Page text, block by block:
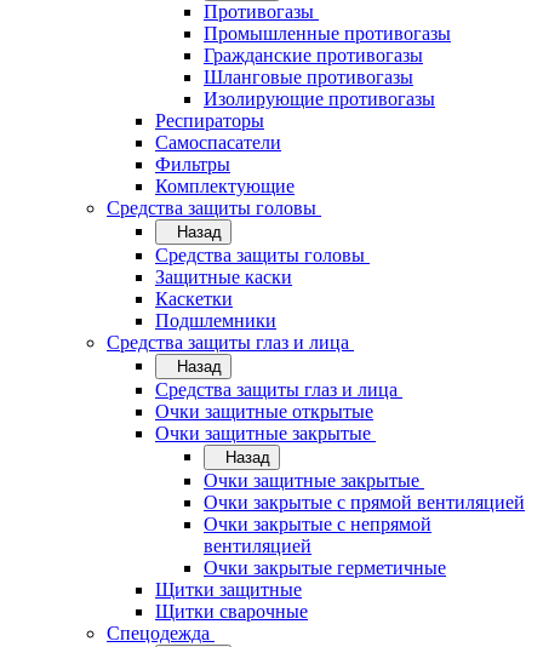
Противогазы
Промышленные противогазы
Гражданские противогазы
Шланговые противогазы
Изолирующие противогазы
Респираторы
Самоспасатели
Фильтры
Комплектующие
Средства защиты головы
Назад
Средства защиты головы
Защитные каски
Каскетки
Подшлемники
Средства защиты глаз и лица
Назад
Средства защиты глаз и лица
Очки защитные открытые
Очки защитные закрытые
Назад
Очки защитные закрытые
Очки закрытые с прямой вентиляцией
Очки закрытые с непрямой
вентиляцией
Очки закрытые герметичные
Щитки защитные
Щитки сварочные
Спецодежда